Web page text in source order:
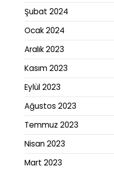
Şubat 2024
Ocak 2024
Aralık 2023
Kasım 2023
Eylül 2023
Ağustos 2023
Temmuz 2023
Nisan 2023
Mart 2023